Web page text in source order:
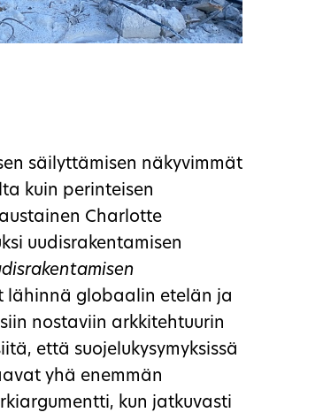
säilyttämisen näkyvimmät
kuin perinteisen
Charlotte
uudisrakentamisen
lähinnä globaalin etelän ja
nostaviin arkkitehtuurin
että suojelukysymyksissä
yhä enemmän
kun jatkuvasti